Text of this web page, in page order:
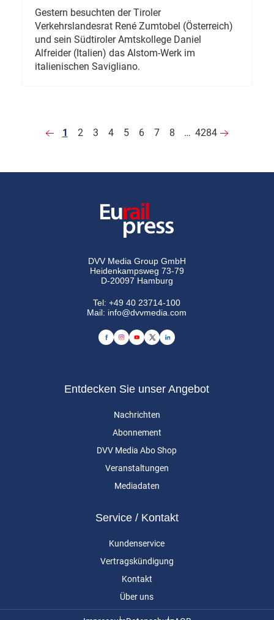
Gestern besuchten der Tiroler
Verkehrslandesrat René Zumtobel (Österreich)
und sein Südtiroler Amtskollege Daniel
Alfreider (Italien) das Alstom-Werk im
italienischen Savigliano.
1 2 3 4 5 6 7 8 … 4284
DVV Media Group GmbH
Heidenkampsweg 73-79
D-20097 Hamburg
Tel:+49 40 23714-100
Mail: info@dvvmedia.com
Entdecken Sie unser Angebot
Nachrichten
Abonnement
DVV Media Abo Shop
Veranstaltungen
Mediadaten
Service / Kontakt
Kundenservice
Vertragskündigung
Kontakt
Über uns